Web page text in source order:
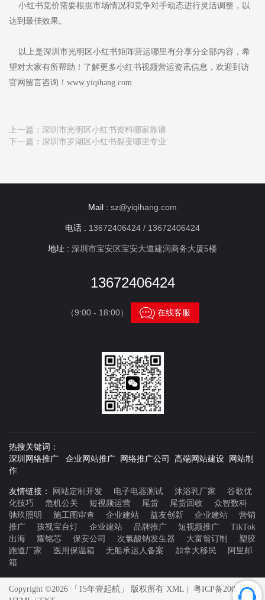
小红书竞价需要根据市场情况和竞争对手动态进行灵活调整，以
达到最佳效果。
以上是深圳市光明区小红书矩阵营运哪里有分享分全部内容，希
望对大家有所帮助！了解更多小红书视频营运资讯信息，欢迎到访
官网留言咨询！www.yiqihang.com
上一篇： 深圳市光明区小红书资料哪家靠谱
下一篇： 深圳市罗湖区小红书裂变哪里专业
Mail : sz@yiqihang.com
电话 : 13672406424 / 13672406424
地址 : 深圳市宝安区宝安大道建润商务大厦5楼
13672406424
（9:00 - 18:00） 在线客服
热搜关键词：
深圳网络推广 企业网站推广 网络推广公司 高端网站建设 网站制
作
友情链接： 网站定制开发 电子电器测试 沐浴乳厂家
谷歌优
化技巧
危机公关 短视频运营 尾货 尾货回收
众智数科
驰玖照明
施工图审查 企业建站 益友创新 企业建站
营销
推广
孩视宝台灯 企业建站 品牌推广 短视频推广
TikTok
出海
耀铭芯 保安公司 次氯酸钠发生器 大富翁订制
塑胶
跑道厂家
医用保温箱 无船承运人备案 加拿大移民
阿里邮
箱
Copyright ©2026 「15年壹起航」 版权所有 XML |
粤ICP备20007592